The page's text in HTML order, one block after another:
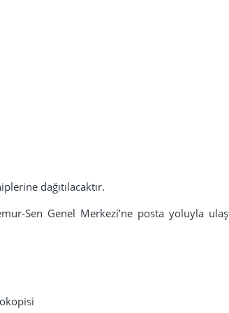
dağıtılacaktır.
Sen Genel Merkezi’ne posta yoluyla